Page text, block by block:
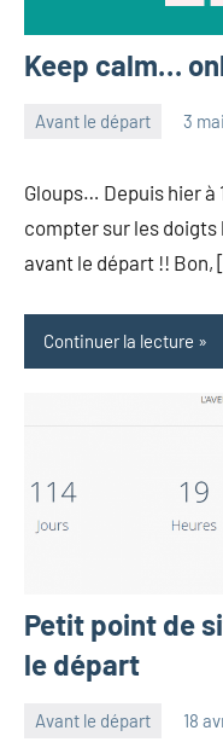
Keep calm…
Avant le départ 3
Gloups… Depuis hier
compter sur les doigts
avant le départ !!
Continuer la lecture
Petit point de
le départ
Avant le départ 18